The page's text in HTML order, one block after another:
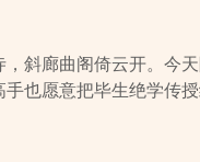
斜廊曲阁倚云开。今
也愿意把毕生绝学传授